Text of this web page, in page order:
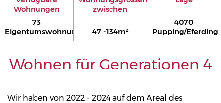
Wohnungen
73
Eigentumswohnungen
zwischen
47 -134m²
4070
Pupping/Eferding
Wohnen für Generationen 4
Wir haben von 2022 - 2024 auf dem Areal des